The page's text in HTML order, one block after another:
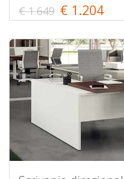
€ 1.649 € 1.204